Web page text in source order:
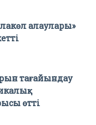
алаулары»
тағайындау
өтті